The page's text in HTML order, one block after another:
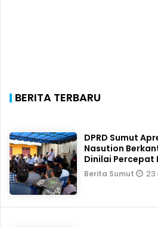
BERITA TERBARU
DPRD Sumut
Nasution
Dinilai Percepat
Berita Sumut 23